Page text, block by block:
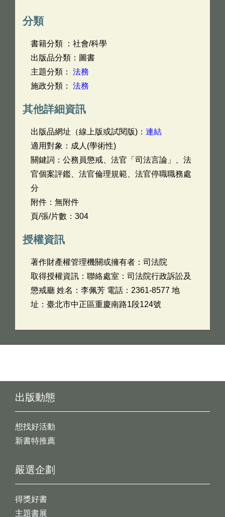
分類
書籍分類 ：社會/科學
出版品分類：圖書
主題分類： 法務
施政分類： 法務
其他詳細資訊
出版品網址（線上版或試閱版)： 連結
適用對象：成人(學術性)
關鍵詞：公務員懲戒、法官「司法言論」、法
官個案評鑑、法官倫理規範、法官停職職務處
分
附件：無附件
頁/張/片數：304
授權資訊
著作財產權管理機關或擁有者：司法院
取得授權資訊：聯絡處室：司法院行政訴訟及
懲戒廳 姓名：李佩芳 電話：2361-8577 地
址：臺北市中正區重慶南路1段124號
出版動態
想找好活動
新書特推薦
嚴選企劃
得獎好書
主題書展